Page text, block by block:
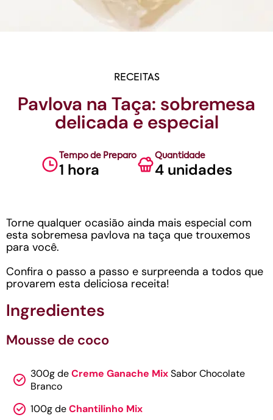
RECEITAS
Pavlova na Taça: sobremesa
delicada e especial
Tempo de Preparo
1 hora
Quantidade
4 unidades
Torne qualquer ocasião ainda mais especial com
esta sobremesa pavlova na taça que trouxemos
para você.
Confira o passo a passo e surpreenda a todos que
provarem esta deliciosa receita!
Ingredientes
Mousse de coco
300g deCreme Ganache MixSabor Chocolate
Branco
100g deChantilinho Mix